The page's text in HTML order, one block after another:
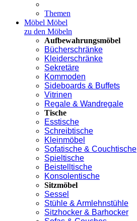
Themen
Möbel Möbel
zu den Möbeln
Aufbewahrungsmöbel
Bücherschränke
Kleiderschränke
Sekretäre
Kommoden
Sideboards & Buffets
Vitrinen
Regale & Wandregale
Tische
Esstische
Schreibtische
Kleinmöbel
Sofatische & Couchtische
Spieltische
Beistelltische
Konsolentische
Sitzmöbel
Sessel
Stühle & Armlehnstühle
Sitzhocker & Barhocker